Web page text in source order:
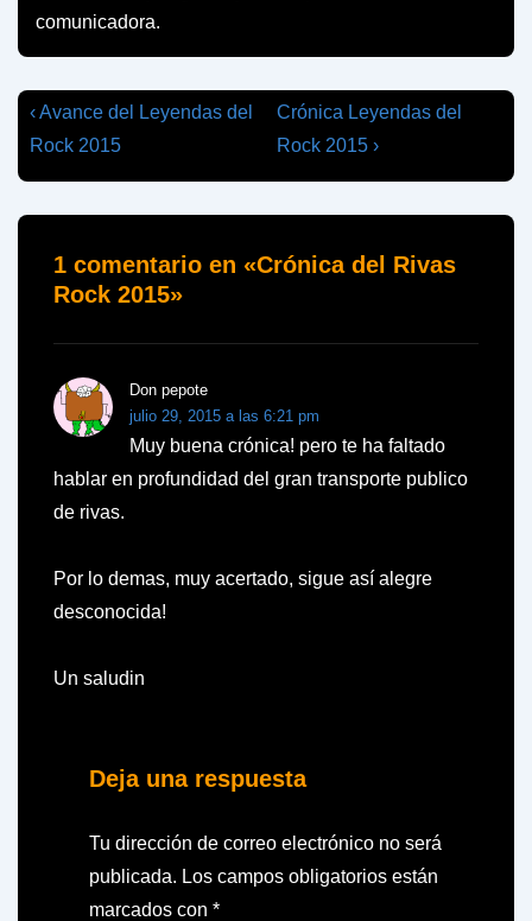
comunicadora.
Navegación
de
entradas
La
entrada
anterior
es
‹ Avance del Leyendas del
Rock 2015
La
entrada
siguiente
es
Crónica Leyendas del
Rock 2015 ›
1 comentario en «Crónica del Rivas
Rock 2015»
Don pepote
julio 29, 2015 a las 6:21 pm
Muy buena crónica! pero te ha faltado
hablar en profundidad del gran transporte publico
de rivas.
Por lo demas, muy acertado, sigue así alegre
desconocida!
Un saludin
Deja una respuesta
Tu dirección de correo electrónico no será
publicada. Los campos obligatorios están
marcados con *